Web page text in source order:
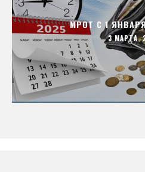
МРОТ С 1
3 МАРТА,